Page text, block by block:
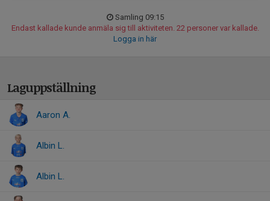
Samling 09:15
Endast kallade kunde anmäla sig till aktiviteten. 22 personer var kallade.
Logga in här
Laguppställning
Aaron A.
Albin L.
Albin L.